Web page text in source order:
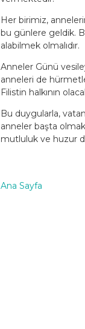
Her birimiz,
bu günlere geldik.
alabilmek olmalıdır.
Anneler Günü
anneleri de
Filistin halkının
Bu duygularla,
anneler başta
mutluluk ve huzur
Ana Sayfa